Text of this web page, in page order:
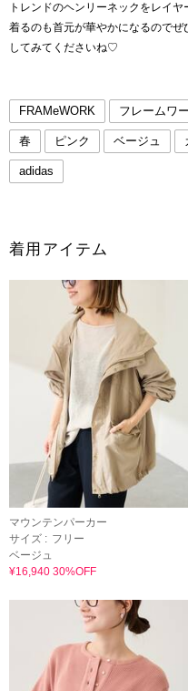
トレンドのヘンリーネックをレイヤ
着るのも首元が華やかになるのでぜ
してみてくださいね♡
FRAMeWORK フレームワ
春 ピンク ベージュ
adidas
着用アイテム
マウンテンパーカー
サイズ : フリー
ベージュ
¥16,940 30%OFF